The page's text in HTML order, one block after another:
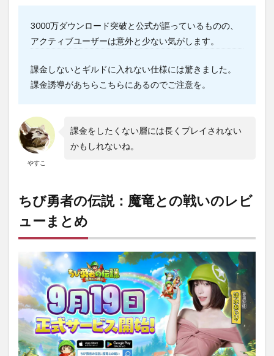
3000万ダウンロード突破と公式が謳っているものの、
アクティブユーザーは意外と少ない気がします。
課金しないとギルドに入れない仕様には驚きました。
課金誘導があちらこちらにあるのでご注意を。
やすこ
課金をしたくない層には長くプレイされない
かもしれないね。
ちび勇者の伝説：魔竜との戦いのレビ
ューまとめ